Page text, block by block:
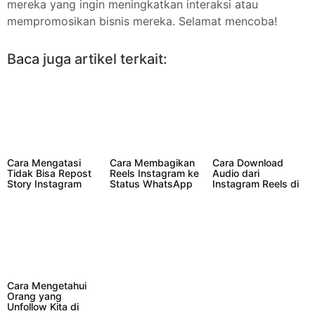
mereka yang ingin meningkatkan interaksi atau
mempromosikan bisnis mereka. Selamat mencoba!
Baca juga artikel terkait:
Cara Mengatasi
Tidak Bisa Repost
Story Instagram
Cara Membagikan
Reels Instagram ke
Status WhatsApp
Cara Download
Audio dari
Instagram Reels di
Cara Mengetahui
Orang yang
Unfollow Kita di